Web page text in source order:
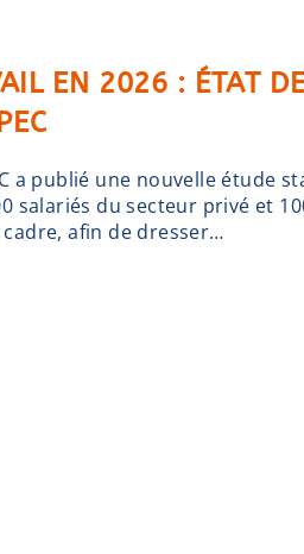
EN 2026 : ÉTAT
a publié une nouvelle étude
salariés du secteur privé et
afin de dresser…